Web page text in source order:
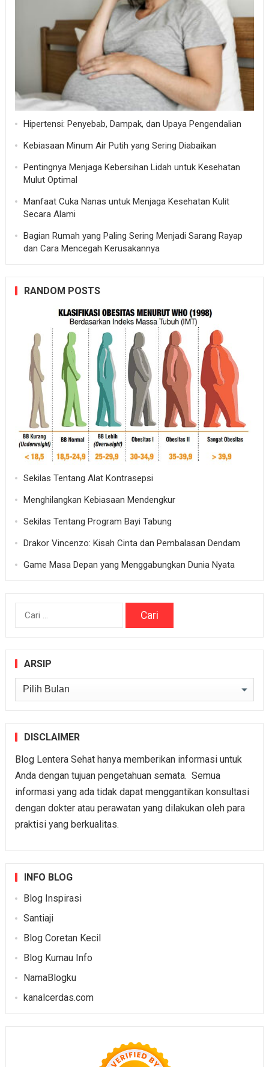
Hipertensi: Penyebab, Dampak, dan Upaya Pengendalian
Kebiasaan Minum Air Putih yang Sering Diabaikan
Pentingnya Menjaga Kebersihan Lidah untuk Kesehatan
Mulut Optimal
Manfaat Cuka Nanas untuk Menjaga Kesehatan Kulit
Secara Alami
Bagian Rumah yang Paling Sering Menjadi Sarang Rayap
dan Cara Mencegah Kerusakannya
RANDOM POSTS
Sekilas Tentang Alat Kontrasepsi
Menghilangkan Kebiasaan Mendengkur
Sekilas Tentang Program Bayi Tabung
Drakor Vincenzo: Kisah Cinta dan Pembalasan Dendam
Game Masa Depan yang Menggabungkan Dunia Nyata
Cari
ARSIP
Arsip
DISCLAIMER
Blog Lentera Sehat hanya memberikan informasi untuk
Anda dengan tujuan pengetahuan semata. Semua
informasi yang ada tidak dapat menggantikan konsultasi
dengan dokter atau perawatan yang dilakukan oleh para
praktisi yang berkualitas.
INFO BLOG
Blog Inspirasi
Santiaji
Blog Coretan Kecil
Blog Kumau Info
NamaBlogku
kanalcerdas.com